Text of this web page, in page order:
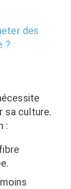
des
?
sa culture.
: